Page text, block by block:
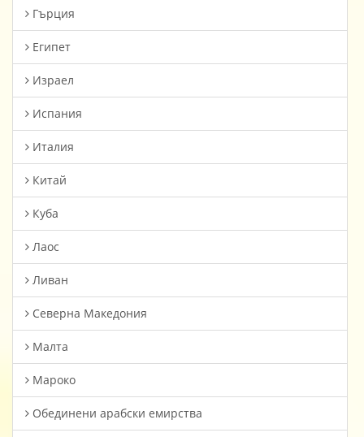
Гърция
Египет
Израел
Испания
Италия
Китай
Куба
Лаос
Ливан
Северна Македония
Малта
Мароко
Oбединени арабски емирства